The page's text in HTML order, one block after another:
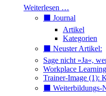
Weiterlesen …
⬛️ Journal
Artikel
Kategorien
⬛️ Neuster Artikel:
Sage nicht »Ja«,
Workplace
Trainer-Image (1):
⬛️ Weiterbildungs-